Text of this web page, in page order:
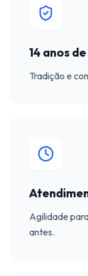
14 anos
Tradição e
Agilidade
antes.